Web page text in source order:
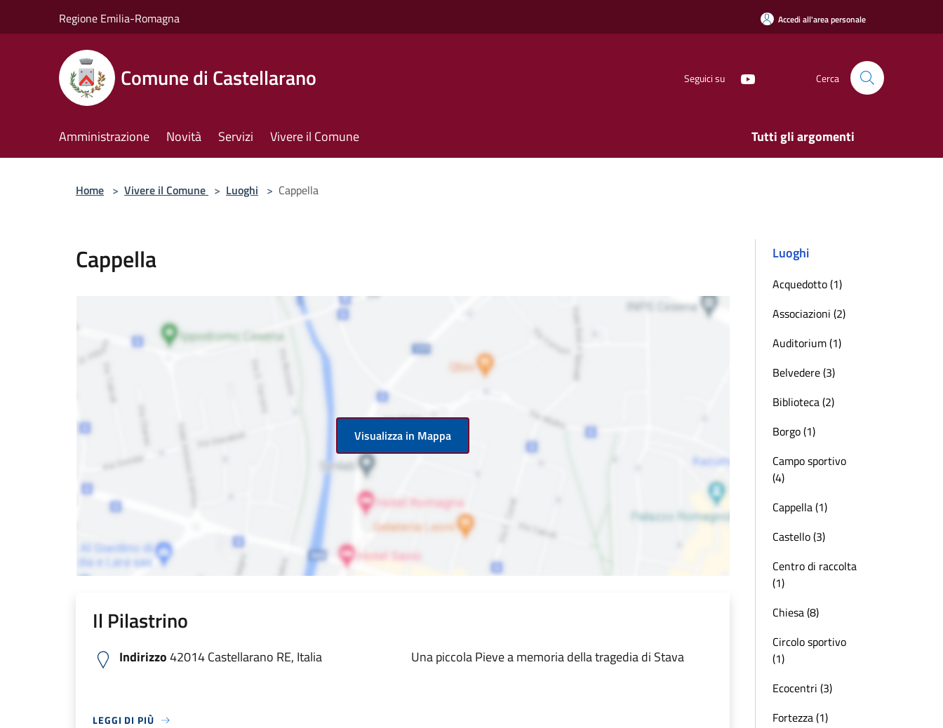
Regione Emilia-Romagna Accedi all'area personale
Comune di Castellarano Seguici su Cerca
Amministrazione Novità Servizi Vivere il Comune Tutti gli argomenti
Home > Vivere il Comune > Luoghi > Cappella
Cappella
Visualizza in Mappa
Il Pilastrino
Indirizzo42014 Castellarano RE, Italia Una piccola Pieve a memoria della tragedia di Stava
LEGGI DI PIÙ
Luoghi
Acquedotto (1)
Associazioni (2)
Auditorium (1)
Belvedere (3)
Biblioteca (2)
Borgo (1)
Campo sportivo
(4)
Cappella (1)
Castello (3)
Centro di raccolta
(1)
Chiesa (8)
Circolo sportivo
(1)
Ecocentri (3)
Fortezza (1)